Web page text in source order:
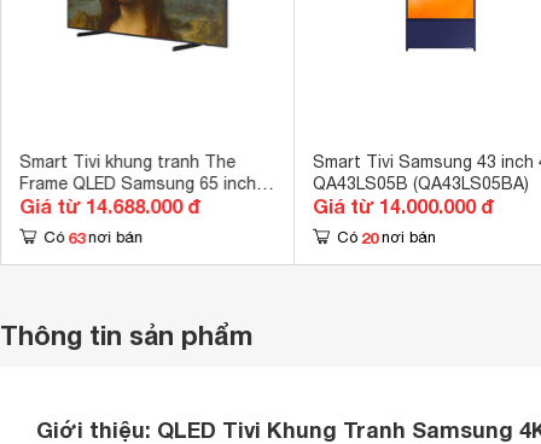
Smart Tivi khung tranh The
Frame QLED Samsung 65 inch
4K QA65LS03B
Giá từ 14.688.000 đ
Có 63 nơi bán
Smart Tivi Samsung 43 inch
QA43LS05B (QA43LS05BA)
Giá từ 14.000.000 đ
Có 20 nơi bán
Thông tin sản phẩm
Giới thiệu: QLED Tivi Khung Tranh Samsung